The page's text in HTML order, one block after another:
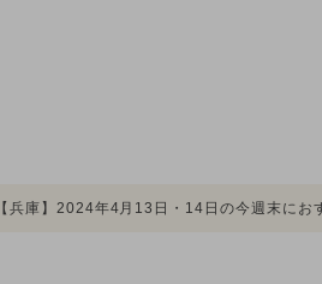
【兵庫】2024年4月13日・14日の今週末にお